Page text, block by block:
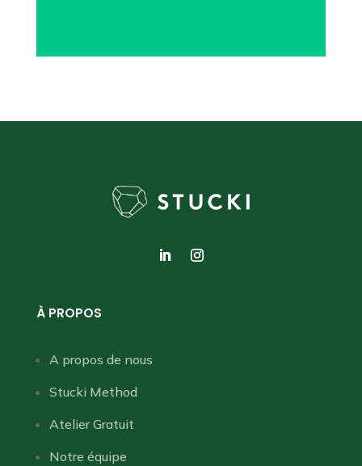
À PROPOS
A propos de nous
Stucki Method
Atelier Gratuit
Notre équipe